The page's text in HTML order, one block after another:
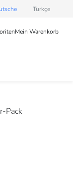
Türkçe
Mein Warenkorb
Pack